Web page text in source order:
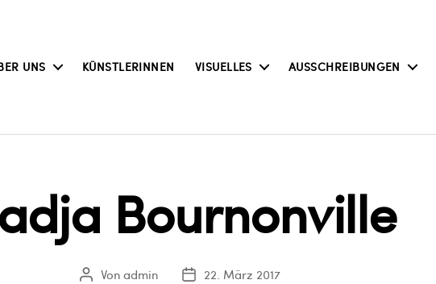
UNS KÜNSTLERINNEN VISUELLES AUSSCHREIBUNGEN
Bournonville
Beitragsautor
Von admin Veröffentlichungsdatum
22. März 2017